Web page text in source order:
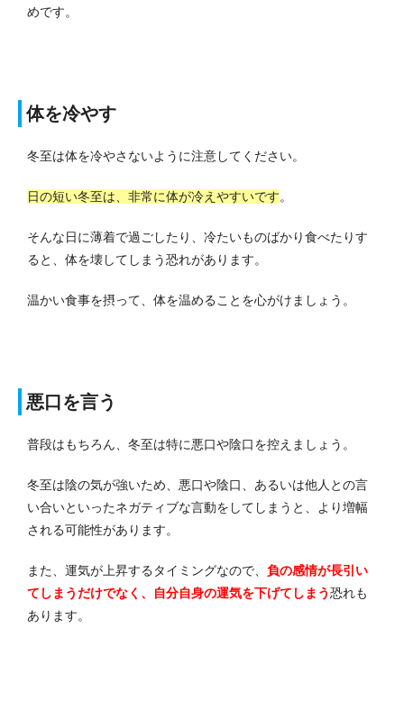
めです。
体を冷やす
冬至は体を冷やさないように注意してください。
日の短い冬至は、非常に体が冷えやすいです。
そんな日に薄着で過ごしたり、冷たいものばかり食べたりす
ると、体を壊してしまう恐れがあります。
温かい食事を摂って、体を温めることを心がけましょう。
悪口を言う
普段はもちろん、冬至は特に悪口や陰口を控えましょう。
冬至は陰の気が強いため、悪口や陰口、あるいは他人との言
い合いといったネガティブな言動をしてしまうと、より増幅
される可能性があります。
また、運気が上昇するタイミングなので、 負の感情が長引い
てしまうだけでなく、自分自身の運気を下げてしまう恐れも
あります。